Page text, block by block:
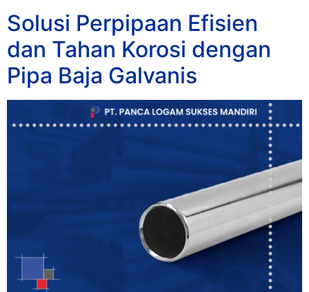
Solusi Perpipaan Efisien
dan Tahan Korosi dengan
Pipa Baja Galvanis